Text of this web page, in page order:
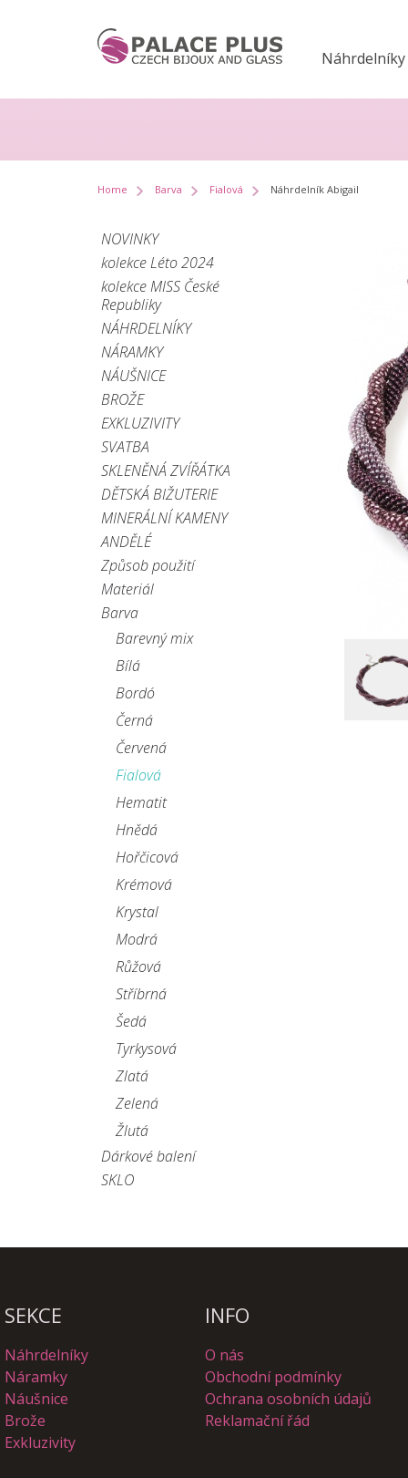
Náhrdelníky
Home Barva Fialová Náhrdelník Abigail
NOVINKY
kolekce Léto 2024
kolekce MISS České
Republiky
NÁHRDELNÍKY
NÁRAMKY
NÁUŠNICE
BROŽE
EXKLUZIVITY
SVATBA
SKLENĚNÁ ZVÍŘÁTKA
DĚTSKÁ BIŽUTERIE
MINERÁLNÍ KAMENY
ANDĚLÉ
Způsob použití
Materiál
Barva
Barevný mix
Bílá
Bordó
Černá
Červená
Fialová
Hematit
Hnědá
Hořčicová
Krémová
Krystal
Modrá
Růžová
Stříbrná
Šedá
Tyrkysová
Zlatá
Zelená
Žlutá
Dárkové balení
SKLO
SEKCE INFO
Náhrdelníky
Náramky
Náušnice
Brože
Exkluzivity
O nás
Obchodní podmínky
Ochrana osobních údajů
Reklamační řád